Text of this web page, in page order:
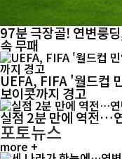
97분 극장골! 연변룽
속 무패
UEFA, FIFA '월드컵
보이콧까지 경고
실점 2분 만에 역전…
포토뉴스
more +